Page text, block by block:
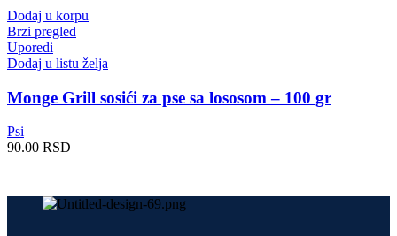
Dodaj u korpu
Brzi pregled
Uporedi
Dodaj u listu želja
Monge Grill sosići za pse sa lososom – 100 gr
Psi
90.00 RSD